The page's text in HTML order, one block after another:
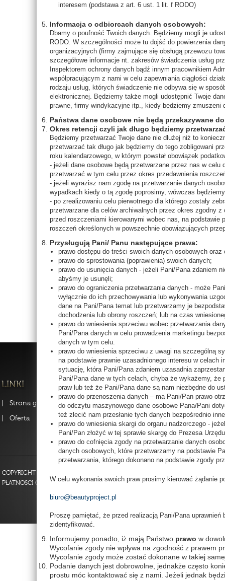
interesem (podstawa z art. 6 ust. 1 lit. f RODO)
Informacja o odbiorcach danych osobowych:
Dbamy o poufność Twoich danych. Będziemy mogli je
RODO. W szczególności może tu dojść do powierzenia
organizacyjnych (firmy zajmujące się obsługą przewozu
szczegółowe informacje nt. zakresów świadczenia usług
Inspektorem ochrony danych bądź innym pracownikiem
współpracującym z nami w celu zapewniania ciągłości
rodzaju usług, których świadczenie nie odbywa się w
elektronicznej. Będziemy także mogli udostępnić Twoje
prawne, firmy windykacyjne itp., kiedy będziemy zmuszeni
Państwa dane osobowe nie będą przekazywane
Okres retencji czyli jak długo będziemy
Będziemy przetwarzać Twoje dane nie dłużej niż to
przetwarzać tak długo jak będziemy do tego zobligowani
roku kalendarzowego, w którym powstał obowiązek
- jeżeli dane osobowe będą przetwarzane przez nas w
przetwarzać w tym celu przez okres przedawnienia
- jeżeli wyrazisz nam zgodę na przetwarzanie danych
wypadkach kiedy o tą zgodę poprosimy, wówczas
- po zrealizowaniu celu pierwotnego dla którego zostały
przetwarzane dla celów archiwalnych przez okres zgodny
przed roszczeniami kierowanymi wobec nas, na podstawie
roszczeń określonych w powszechnie obowiązujących
Przysługują Pani/ Panu następujące prawa:
prawo dostępu do treści swoich danych osobowych
prawo do sprostowania (poprawienia) swoich danych;
prawo do usunięcia danych - jeżeli Pani/Pana zdaniem
abyśmy je usunęli;
prawo do ograniczenia przetwarzania danych - może
wyłącznie do ich przechowywania lub wykonywania
dane na Pani/Pana temat lub przetwarzamy je
dochodzenia lub obrony roszczeń; lub na czas
prawo do wniesienia sprzeciwu wobec przetwarzania
Pani/Pana danych w celu prowadzenia marketingu
danych w tym celu.
prawo do wniesienia sprzeciwu z uwagi na szczególną
na podstawie prawnie uzasadnionego interesu w
sytuację, która Pani/Pana zdaniem uzasadnia
Pani/Pana dane w tych celach, chyba że wykażemy, że
praw lub też że Pani/Pana dane są nam niezbędne do
prawo do przenoszenia danych – ma Pani/Pan prawo
do odczytu maszynowego dane osobowe Pana/Pani
też zlecić nam przesłanie tych danych bezpośrednio
prawo do wniesienia skargi do organu nadzorczego -
Pani/Pan złożyć w tej sprawie skargę do Prezesa
prawo do cofnięcia zgody na przetwarzanie danych
danych osobowych, które przetwarzamy na podstawie
przetwarzania, którego dokonano na podstawie zgody
W celu wykonania swoich praw prosimy kierować żądanie
biuro@beautyproject.pl
Proszę pamiętać, że przed realizacją Pani/Pana
zidentyfikować.
Informujemy ponadto, iż mają Państwo prawo w
Wycofanie zgody nie wpływa na zgodność z prawem
Wycofanie zgody może zostać dokonane w takiej
Podanie danych jest dobrowolne, jednakże często
prostu móc kontaktować się z nami. Jeżeli jednak
465,00 ZŁ
DIAMOND HYDRA ACTIVE
133,00 ZŁ
VELVET CLEANSING
Aksamitne mleczko
365,00 ZŁ
REDUVEL MOUSSE
Strona główna
Oferta
FAQ
Kontakt
Regulamin
Strona
Szkolenia
COPYRIGHT 2013 BY BEAUTYPROJECT POLSKA - WSZELKIE PRAWA
PŁATNOŚCI ON-LINE OBSŁUGUJE PAYU.PL